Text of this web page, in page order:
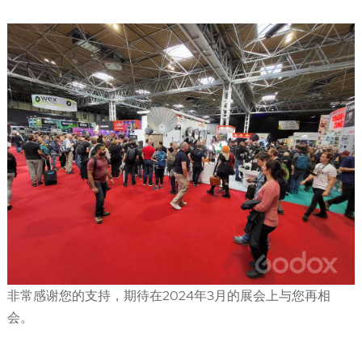
非常感谢您的支持，期待在2024年3月的展会上与您再相
会。